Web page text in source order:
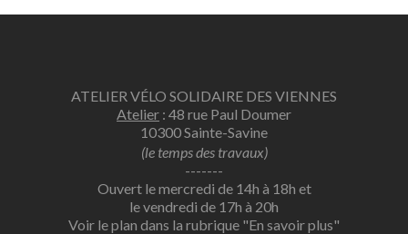
ATELIER VÉLO SOLIDAIRE DES VIENNES
Atelier : 48 rue Paul Doumer
10300 Sainte-Savine
(le temps des travaux)
-------
Ouvert le mercredi de 14h à 18h et
le vendredi de 17h à 20h
Voir le plan dans la rubrique "En savoir plus"